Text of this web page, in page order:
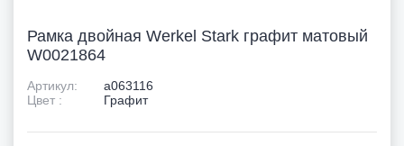
Рамка двойная Werkel Stark графит матовый
W0021864
Артикул:
a063116
Цвет :
Графит